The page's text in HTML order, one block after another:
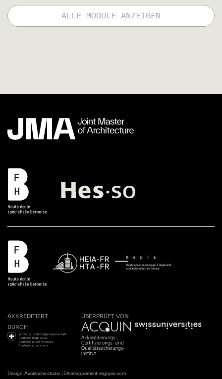
ALLE MODULE ANZEIGEN
AKKREDITIERT
DURCH
ÜBERPRÜFT VON
Design:Avalanche.studio | Développement:ergopix.com